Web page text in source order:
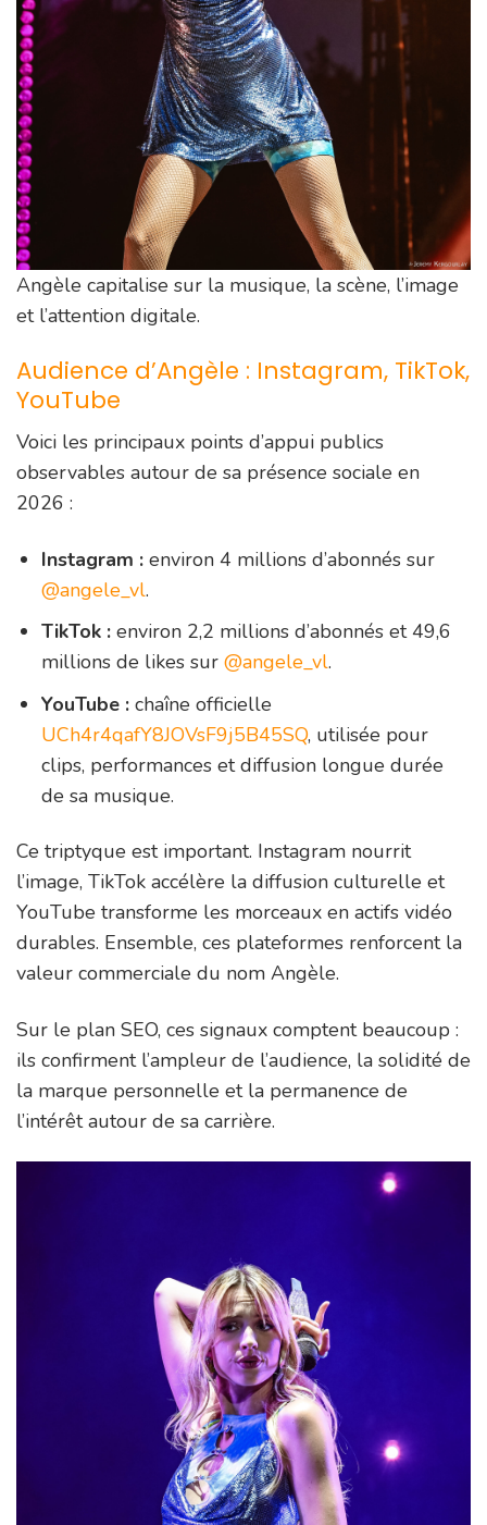
Angèle capitalise sur la musique, la scène, l’image
et l’attention digitale.
Audience d’Angèle : Instagram, TikTok,
YouTube
Voici les principaux points d’appui publics
observables autour de sa présence sociale en
2026 :
Instagram : environ 4 millions d’abonnés sur
@angele_vl.
TikTok : environ 2,2 millions d’abonnés et 49,6
millions de likes sur@angele_vl.
YouTube : chaîne officielle
UCh4r4qafY8JOVsF9j5B45SQ, utilisée pour
clips, performances et diffusion longue durée
de sa musique.
Ce triptyque est important. Instagram nourrit
l’image, TikTok accélère la diffusion culturelle et
YouTube transforme les morceaux en actifs vidéo
durables. Ensemble, ces plateformes renforcent la
valeur commerciale du nom Angèle.
Sur le plan SEO, ces signaux comptent beaucoup :
ils confirment l’ampleur de l’audience, la solidité de
la marque personnelle et la permanence de
l’intérêt autour de sa carrière.